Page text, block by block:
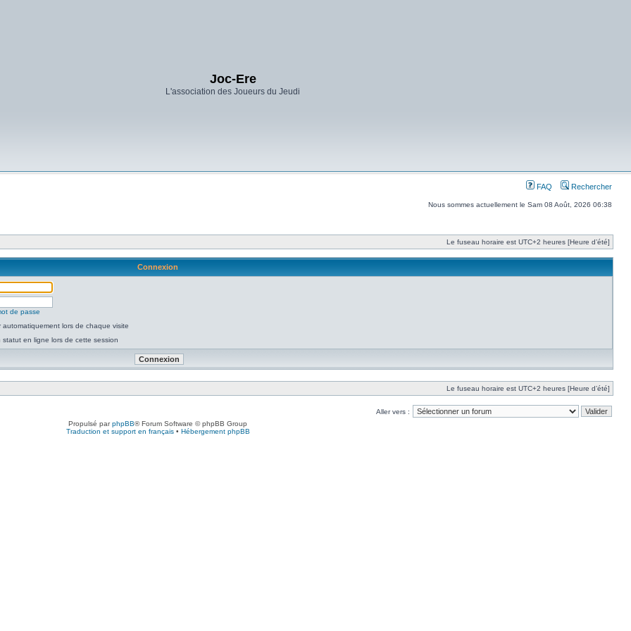
Joc-Ere
L'association des Joueurs du Jeudi
FAQ Rechercher
Nous sommes actuellement le Sam 08 Août, 2026 06:38
Le fuseau horaire est UTC+2 heures [Heure d’été]
Connexion
de passe
automatiquement lors de chaque visite
statut en ligne lors de cette session
Le fuseau horaire est UTC+2 heures [Heure d’été]
Aller vers :
Propulsé parphpBB® Forum Software © phpBB Group
Traduction et support en français• Hébergement phpBB